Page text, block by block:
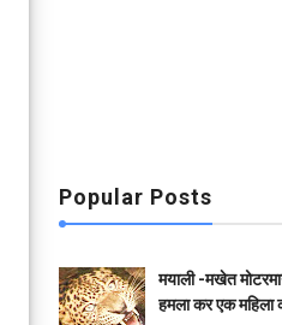
Popular Posts
मयाली -मखेत
हमला कर एक महिला